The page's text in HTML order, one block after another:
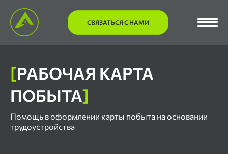
СВЯЗАТЬСЯ С НАМИ
[РАБОЧАЯ КАРТА
ПОБЫТА]
Помощь в оформлении карты побыта на основании
трудоустройства